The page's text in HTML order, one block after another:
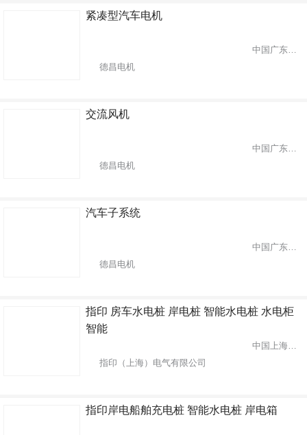
紧凑型汽车电机
中国广东省深圳市
德昌电机
交流风机
中国广东省深圳市
德昌电机
汽车子系统
中国广东省深圳市
德昌电机
指印 房车水电桩 岸电桩 智能水电桩 水电柜
智能
中国上海市青浦区
指印（上海）电气有限公司
指印岸电船舶充电桩 智能水电桩 岸电箱